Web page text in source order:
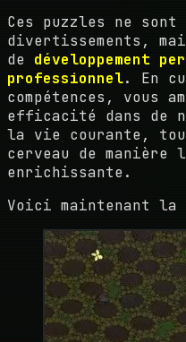
Ces puzzles ne sont
divertissements,
de développement
professionnel. En
compétences, vous
efficacité dans de
la vie courante,
cerveau de manière
enrichissante.
Voici maintenant la